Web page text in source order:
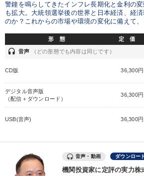
警鐘を鳴らしてきたインフレ長期化と金利の
も拡大。大統領選挙後の世界と日本経済、経
のか？これからの市場や環境の変化に備えて、
形 態 定 価
headset 音声 （どの形態でも内容は同じです）
CD版 36,300円
デジタル音声版
（配信＋ダウンロード）
36,300円
USB(音声) 36,300円
音声・動画 ダウンロー
機関投資家に定評の実力株